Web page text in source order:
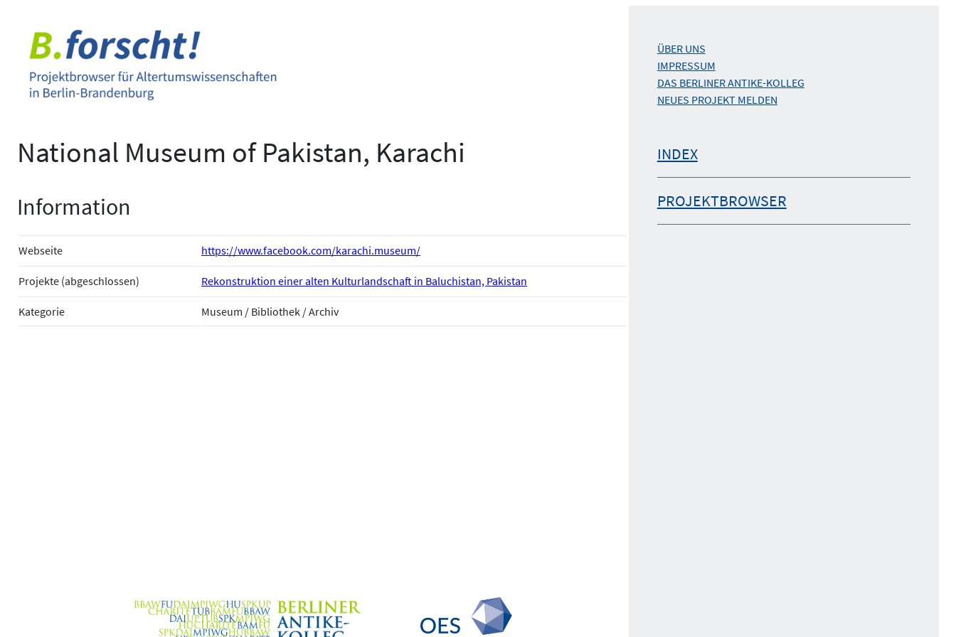
springen
National Museum of Pakistan, Karachi
Information
Webseite https://www.facebook.com/karachi.museum/
Projekte (abgeschlossen) Rekonstruktion einer alten Kulturlandschaft in Baluchistan, Pakistan
Kategorie Museum / Bibliothek / Archiv
ÜBER UNS
IMPRESSUM
DAS BERLINER ANTIKE-KOLLEG
NEUES PROJEKT MELDEN
INDEX
PROJEKTBROWSER